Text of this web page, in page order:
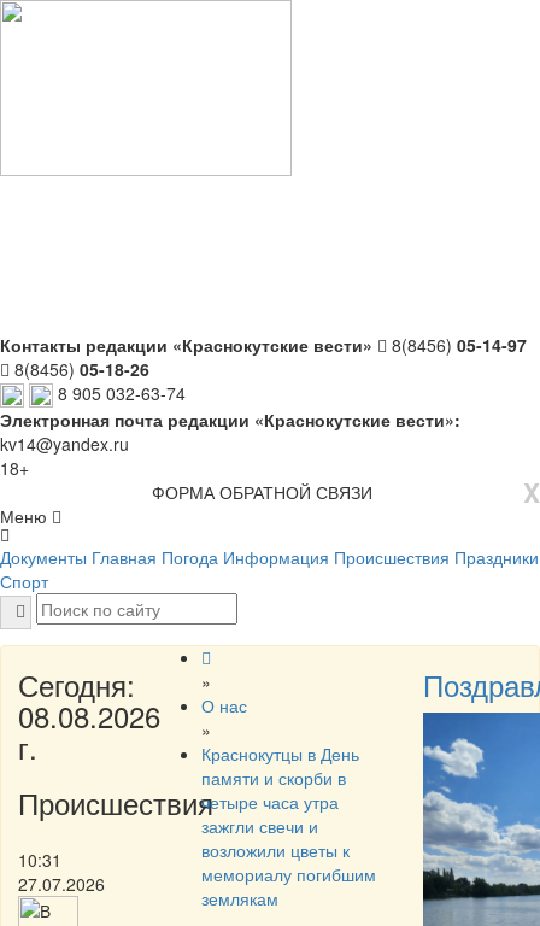
Контакты редакции «Краснокутские вести» 8(8456) 05-14-97
8(8456) 05-18-26
8 905 032-63-74
Электронная почта редакции «Краснокутские вести»:
kv14@yandex.ru
18+
X
ФОРМА ОБРАТНОЙ СВЯЗИ
Меню
Документы Главная Погода Информация Происшествия Праздники
Спорт
Сегодня:
08.08.2026
г.
Происшествия
10:31
27.07.2026
»
О нас
»
Краснокутцы в День
памяти и скорби в
четыре часа утра
зажгли свечи и
возложили цветы к
мемориалу погибшим
землякам